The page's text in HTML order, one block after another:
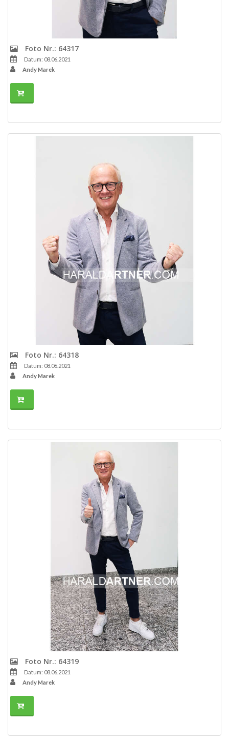
Foto Nr.: 64317
Datum: 08.06.2021
Andy Marek
Foto Nr.: 64318
Datum: 08.06.2021
Andy Marek
Foto Nr.: 64319
Datum: 08.06.2021
Andy Marek